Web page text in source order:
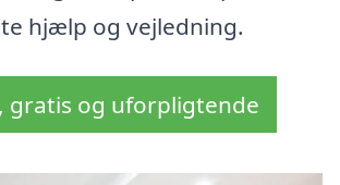
hjælp og vejledning.
gratis og uforpligtende